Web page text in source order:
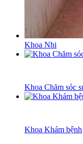
Khoa Nhi
Khoa Chăm sóc
Khoa Khám bệnh